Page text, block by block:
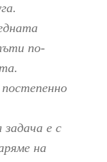
по-
е с
на